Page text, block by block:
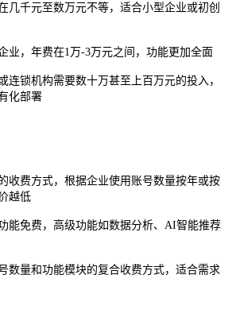
几千元至数万元不等，适合小型企业或初创
业，年费在1万-3万元之间，功能更加全面
连锁机构需要数十万甚至上百万元的投入，
化部署
收费方式，根据企业使用账号数量按年或按
越低
能免费，高级功能如数据分析、 AI智能推荐
数量和功能模块的复合收费方式，适合需求